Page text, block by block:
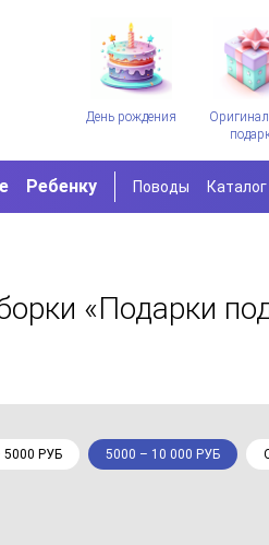
День рождения
Ребенку Поводы Каталог
«Подарки
5000 РУБ 5000 – 10 000 РУБ